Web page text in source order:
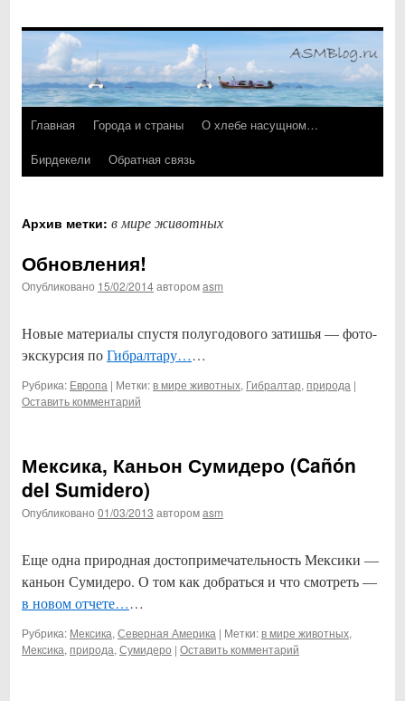
Перейти
к
Главная Города и страны
О хлебе насущном…
Бирдекели
Обратная связь
Архив метки: в мире животных
Обновления!
Опубликовано 15/02/2014авторомasm
Новые материалы спустя полугодового затишья — фото-
экскурсия поГибралтару……
Рубрика: Европа | Метки:в мире животных, Гибралтар, природа |
Оставить комментарий
Мексика, Каньон Сумидеро (Cañón
del Sumidero)
Опубликовано 01/03/2013 авторомasm
Еще одна природная достопримечательность Мексики —
каньон Сумидеро. О том как добраться и что смотреть —
в новом отчете……
Рубрика: Мексика, Северная Америка | Метки:в мире животных,
Мексика, природа, Сумидеро | Оставить комментарий